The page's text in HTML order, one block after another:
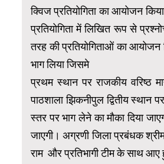
क्विज प्रतियोगिता का आयोजन किया
प्रतियोगिता में लिखित रूप से
तरह की प्रतियोगिताओं का
भाग लिया जिसमे
प्रथम स्थान पर राजकीय वरिष्ठ
पाठशाला झिकनीपुल द्वितीय स्थान
स्तर पर भाग लेने का मौका दिया
जाएगी। अग्रणी जिला प्रबंधक
राम और प्रतिभागी टीम के साथ आए